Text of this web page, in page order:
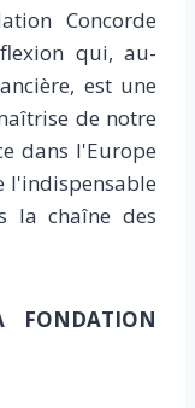
Concorde
qui, au-
est une
de notre
dans l'Europe
l'indispensable
la chaîne des
FONDATION